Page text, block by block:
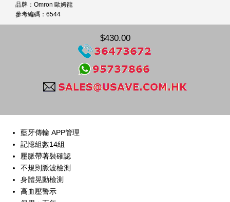
品牌：Omron 歐姆龍
參考編碼：6544
$430.00
藍牙傳輸 APP管理
記憶組數14組
壓脈帶著裝確認
不規則脈波檢測
身體晃動檢測
高血壓警示